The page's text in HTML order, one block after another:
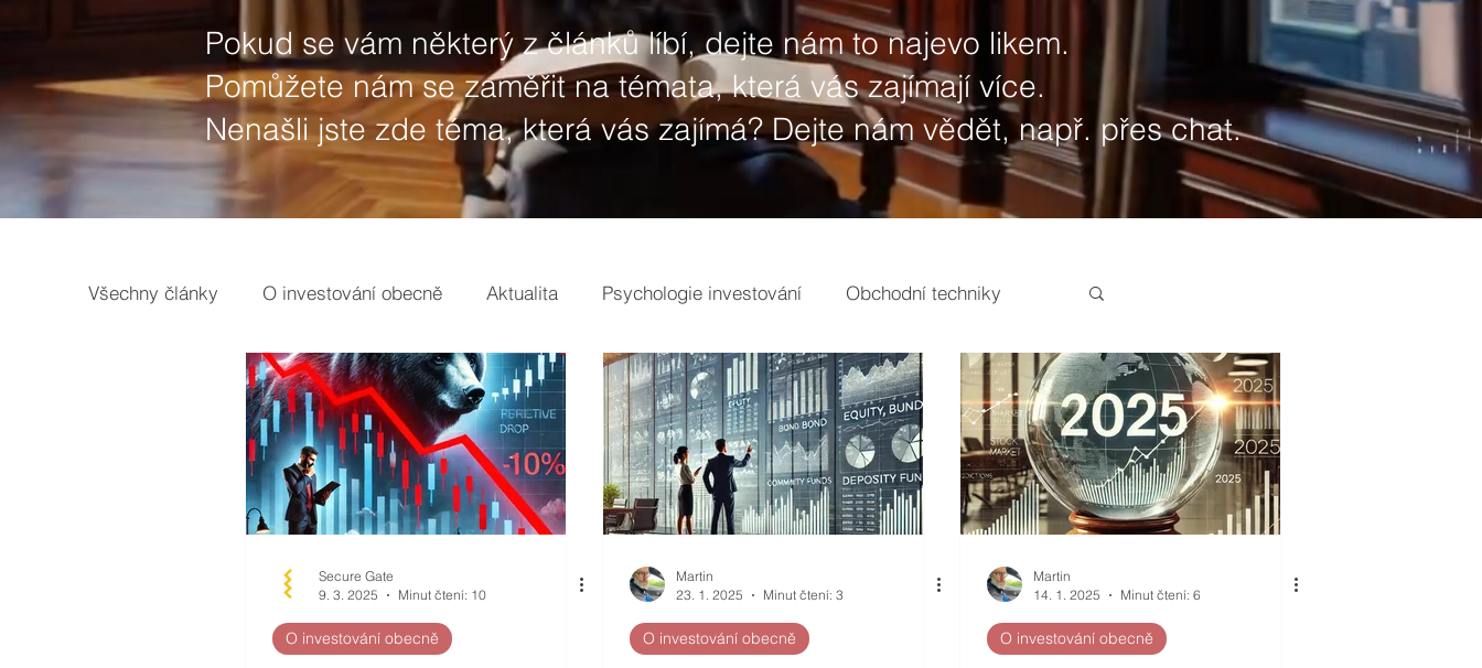
Pokud se vám některý z článků líbí, dejte nám to najevo likem.
Pomůžete nám se zaměřit na témata, která vás zajímají více.
Nenašli jste zde téma, která vás zajímá? Dejte nám vědět, např. přes chat.
Všechny články O investování obecně Aktualita Psychologie investování Obchodní techniky
Broker Základy Earnings Tržní analýzy Pojmy
Secure Gate
9. 3. 2025
Minut čtení: 10
O investování obecně
Martin
23. 1. 2025
Minut čtení: 3
O investování obecně
Martin
14. 1. 2025
Minut čtení: 6
O investování obecně